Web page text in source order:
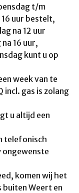
t/m
uur bestelt,
na 12 uur
16 uur,
kunt u op
week van te
incl. gas is zolang
u altijd een
telefonisch
ongewenste
komen wij het
Weert en